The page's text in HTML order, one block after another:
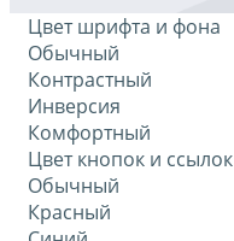
Цвет шрифта и фона
Обычный
Контрастный
Инверсия
Комфортный
Цвет кнопок и ссылок
Обычный
Красный